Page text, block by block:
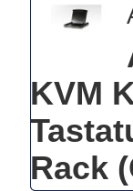
KVM
Rack